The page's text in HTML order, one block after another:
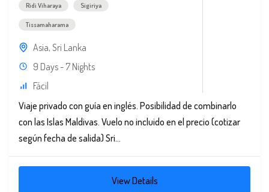
Ridi Viharaya Sigiriya
Tissamaharama
Asia, Sri Lanka
9 Days - 7 Nights
Fácil
Viaje privado con guía en inglés. Posibilidad de combinarlo
con las Islas Maldivas. Vuelo no incluido en el precio (cotizar
según fecha de salida) Sri...
View Details